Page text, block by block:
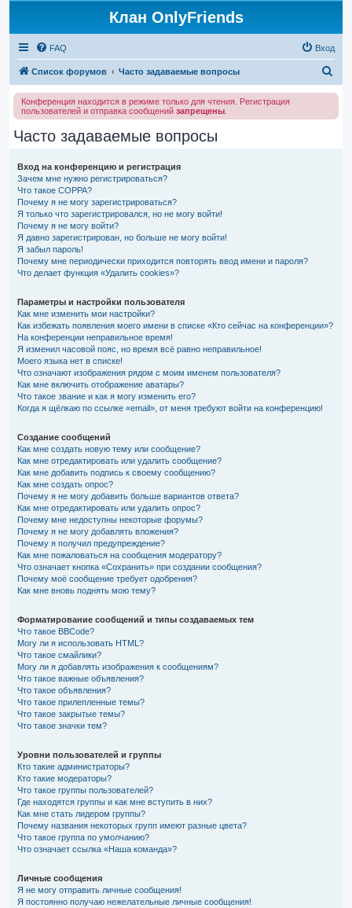
Клан OnlyFriends
FAQ Вход
Список форумов Часто задаваемые вопросы
Конференция находится в режиме только для чтения. Регистрация
пользователей и отправка сообщений запрещены
Часто задаваемые вопросы
Вход на конференцию и регистрация
Зачем мне нужно регистрироваться?
Что такое COPPA?
Почему я не могу зарегистрироваться?
Я только что зарегистрировался, но не могу войти!
Почему я не могу войти?
Я давно зарегистрирован, но больше не могу войти!
Я забыл пароль!
Почему мне периодически приходится повторять ввод имени и пароля?
Что делает функция «Удалить cookies»?
Параметры и настройки пользователя
Как мне изменить мои настройки?
Как избежать появления моего имени в списке «Кто сейчас на конференции»?
На конференции неправильное время!
Я изменил часовой пояс, но время всё равно неправильное!
Моего языка нет в списке!
Что означают изображения рядом с моим именем пользователя?
Как мне включить отображение аватары?
Что такое звание и как я могу изменить его?
Когда я щёлкаю по ссылке «email», от меня требуют войти на конференцию!
Создание сообщений
Как мне создать новую тему или сообщение?
Как мне отредактировать или удалить сообщение?
Как мне добавить подпись к своему сообщению?
Как мне создать опрос?
Почему я не могу добавить больше вариантов ответа?
Как мне отредактировать или удалить опрос?
Почему мне недоступны некоторые форумы?
Почему я не могу добавлять вложения?
Почему я получил предупреждение?
Как мне пожаловаться на сообщения модератору?
Что означает кнопка «Сохранить» при создании сообщения?
Почему моё сообщение требует одобрения?
Как мне вновь поднять мою тему?
Форматирование сообщений и типы создаваемых тем
Что такое BBCode?
Могу ли я использовать HTML?
Что такое смайлики?
Могу ли я добавлять изображения к сообщениям?
Что такое важные объявления?
Что такое объявления?
Что такое прилепленные темы?
Что такое закрытые темы?
Что такое значки тем?
Уровни пользователей и группы
Кто такие администраторы?
Кто такие модераторы?
Что такое группы пользователей?
Где находятся группы и как мне вступить в них?
Как мне стать лидером группы?
Почему названия некоторых групп имеют разные цвета?
Что такое группа по умолчанию?
Что означает ссылка «Наша команда»?
Личные сообщения
Я не могу отправить личные сообщения!
Я постоянно получаю нежелательные личные сообщения!